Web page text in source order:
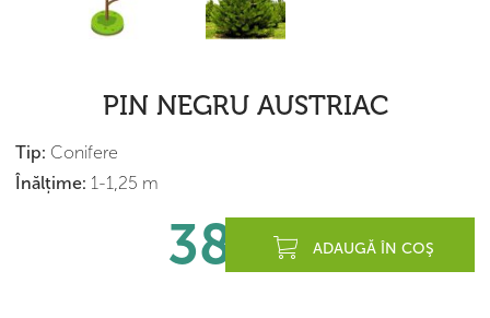
PIN NEGRU AUSTRIAC
Tip: Conifere
Înălțime: 1-1,25 m
380leiADAUGĂ ÎN COŞ